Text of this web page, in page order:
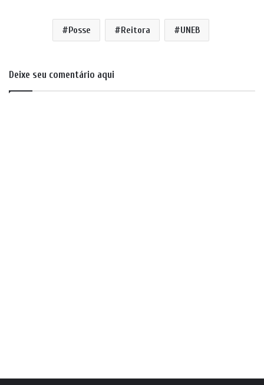
Posse Reitora UNEB
Deixe seu comentário aqui